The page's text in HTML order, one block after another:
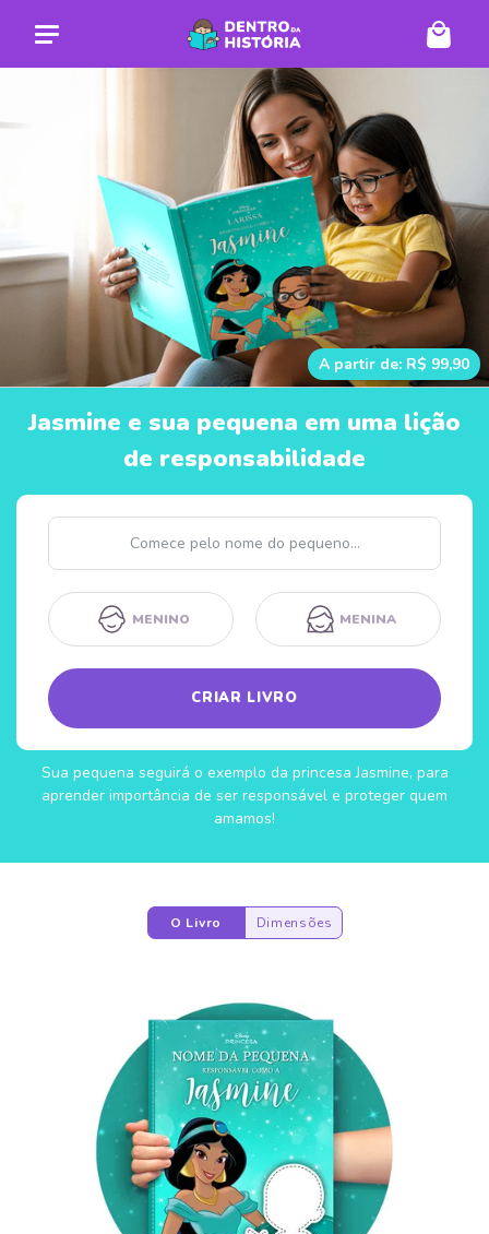
A partir de: R$ 99,90
Jasmine e sua pequena em uma lição
de responsabilidade
Nome
MENINO MENINA
CRIAR LIVRO
Sua pequena seguirá o exemplo da princesa Jasmine, para
aprender importância de ser responsável e proteger quem
amamos!
O Livro Dimensões